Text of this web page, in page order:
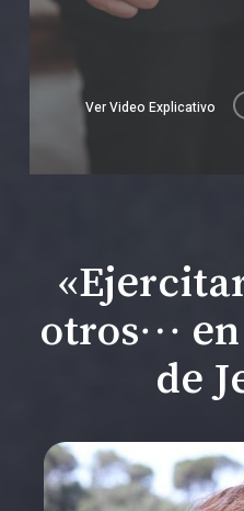
Ver Video Explicativo
otros…
de